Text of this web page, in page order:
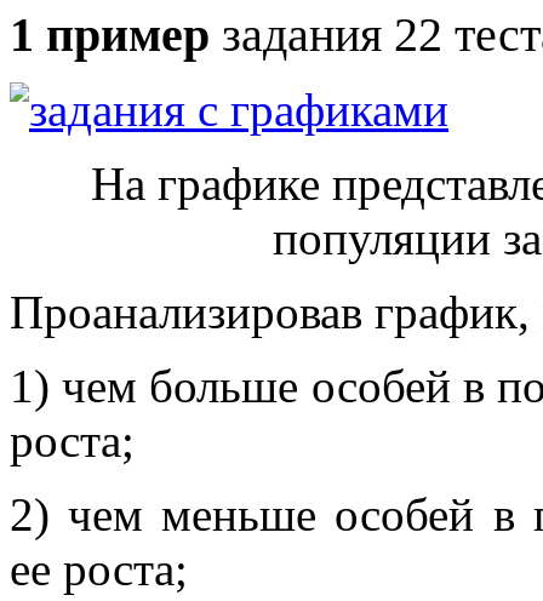
1 пример задания 22
На графике
популяции
Проанализировав
1) чем больше особей в
роста;
2) чем меньше особей в
ее роста;